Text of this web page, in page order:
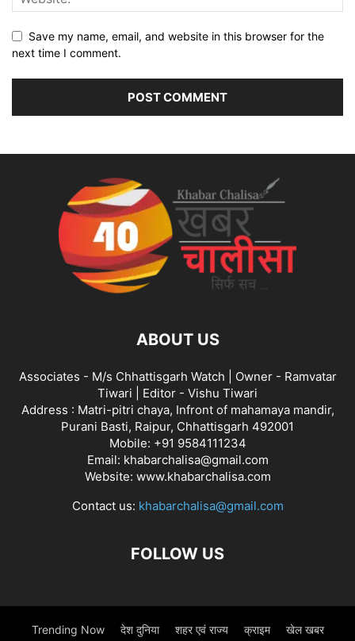
Save my name, email, and website in this browser for the
next time I comment.
ABOUT US
Associates - M/s Chhattisgarh Watch | Owner - Ramvatar
Tiwari | Editor - Vishu Tiwari
Address : Matri-pitri chaya, Infront of mahamaya mandir,
Purani Basti, Raipur, Chhattisgarh 492001
Mobile: +91 9584111234
Email: khabarchalisa@gmail.com
Website: www.khabarchalisa.com
Contact us: khabarchalisa@gmail.com
FOLLOW US
Trending Now देश दुनिया शहर एवं राज्य क्राइम खेल खबर